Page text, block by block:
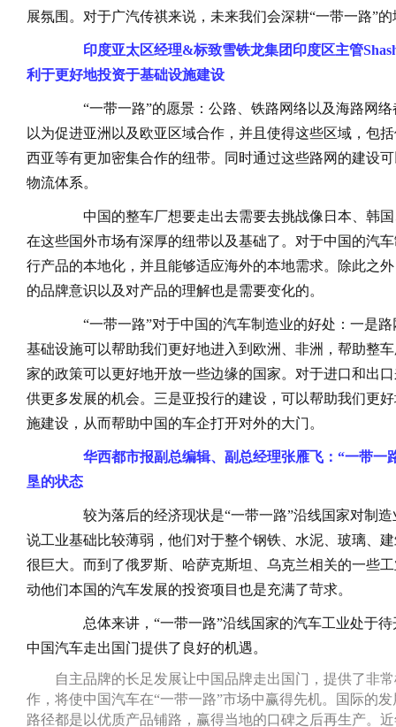
展氛围。对于广汽传祺来说，未来我们会深耕“一带一路”
印度亚太区经理&标致雪铁龙集团印度区主管
利于更好地投资于基础设施建设
“一带一路”的愿景：公路、铁路网络以及海路网络
以为促进亚洲以及欧亚区域合作，并且使得这些区域，包
西亚等有更加密集合作的纽带。同时通过这些路网的建设
物流体系。
中国的整车厂想要走出去需要去挑战像日本、韩国
在这些国外市场有深厚的纽带以及基础了。对于中国的汽
行产品的本地化，并且能够适应海外的本地需求。除此之
的品牌意识以及对产品的理解也是需要变化的。
“一带一路”对于中国的汽车制造业的好处：一是路
基础设施可以帮助我们更好地进入到欧洲、非洲，帮助整
家的政策可以更好地开放一些边缘的国家。对于进口和出
供更多发展的机会。三是亚投行的建设，可以帮助我们更
施建设，从而帮助中国的车企打开对外的大门。
华西都市报副总编辑、副总经理张雁飞：“一带一
垦的状态
较为落后的经济现状是“一带一路”沿线国家对制造
说工业基础比较薄弱，他们对于整个钢铁、水泥、玻璃、
很巨大。而到了俄罗斯、哈萨克斯坦、乌克兰相关的一些
动他们本国的汽车发展的投资项目也是充满了苛求。
总体来讲，“一带一路”沿线国家的汽车工业处于待
中国汽车走出国门提供了良好的机遇。
自主品牌的长足发展让中国品牌走出国门，提供了非常
作，将使中国汽车在“一带一路”市场中赢得先机。国际的
路径都是以优质产品铺路，赢得当地的口碑之后再生产。